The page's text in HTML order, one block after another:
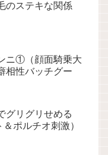
のステキな関係
ニ①（顔面騎乗大
相性バッチグー
グリグリせめる
ポルチオ刺激）